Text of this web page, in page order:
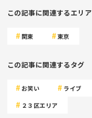
この記事に関連するエリア
関東 東京
この記事に関連するタグ
お笑い ライブ
２３区エリア